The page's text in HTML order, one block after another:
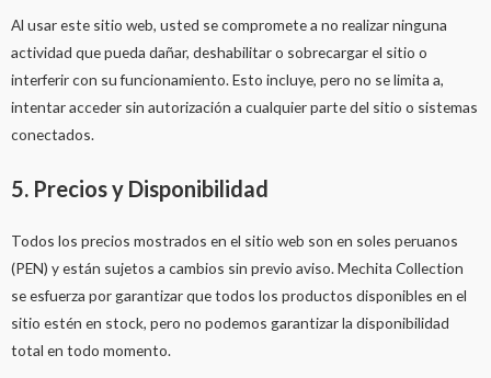
Al usar este sitio web, usted se compromete a no realizar ninguna
actividad que pueda dañar, deshabilitar o sobrecargar el sitio o
interferir con su funcionamiento. Esto incluye, pero no se limita a,
intentar acceder sin autorización a cualquier parte del sitio o sistemas
conectados.
5. Precios y Disponibilidad
Todos los precios mostrados en el sitio web son en soles peruanos
(PEN) y están sujetos a cambios sin previo aviso. Mechita Collection
se esfuerza por garantizar que todos los productos disponibles en el
sitio estén en stock, pero no podemos garantizar la disponibilidad
total en todo momento.